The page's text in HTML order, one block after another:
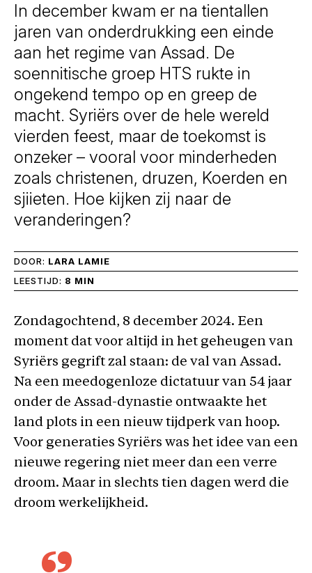
In december kwam er na tientallen
jaren van onderdrukking een einde
aan het regime van Assad. De
soennitische groep HTS rukte in
ongekend tempo op en greep de
macht. Syriërs over de hele wereld
vierden feest, maar de toekomst is
onzeker – vooral voor minderheden
zoals christenen, druzen, Koerden en
sjiieten. Hoe kijken zij naar de
veranderingen?
DOOR: LARA LAMIE
LEESTIJD: 8 MIN
Zondagochtend, 8 december 2024. Een
moment dat voor altijd in het geheugen van
Syriërs gegrift zal staan: de val van Assad.
Na een meedogenloze dictatuur van 54 jaar
onder de Assad-dynastie ontwaakte het
land plots in een nieuw tijdperk van hoop.
Voor generaties Syriërs was het idee van een
nieuwe regering niet meer dan een verre
droom. Maar in slechts tien dagen werd die
droom werkelijkheid.